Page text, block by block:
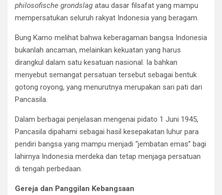
philosofische grondslag atau dasar filsafat yang mampu
mempersatukan seluruh rakyat Indonesia yang beragam.
Bung Karno melihat bahwa keberagaman bangsa Indonesia
bukanlah ancaman, melainkan kekuatan yang harus
dirangkul dalam satu kesatuan nasional. Ia bahkan
menyebut semangat persatuan tersebut sebagai bentuk
gotong royong, yang menurutnya merupakan sari pati dari
Pancasila.
Dalam berbagai penjelasan mengenai pidato 1 Juni 1945,
Pancasila dipahami sebagai hasil kesepakatan luhur para
pendiri bangsa yang mampu menjadi “jembatan emas” bagi
lahirnya Indonesia merdeka dan tetap menjaga persatuan
di tengah perbedaan.
Gereja dan Panggilan Kebangsaan